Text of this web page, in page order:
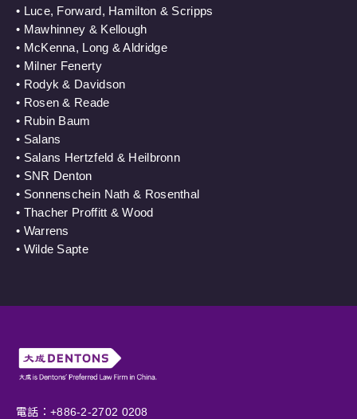
• Luce, Forward, Hamilton & Scripps
• Mawhinney & Kellough
• McKenna, Long & Aldridge
• Milner Fenerty
• Rodyk & Davidson
• Rosen & Reade
• Rubin Baum
• Salans
• Salans Hertzfeld & Heilbronn
• SNR Denton
• Sonnenschein Nath & Rosenthal
• Thacher Proffitt & Wood
• Warrens
• Wilde Sapte
電話：+886-2-2702 0208